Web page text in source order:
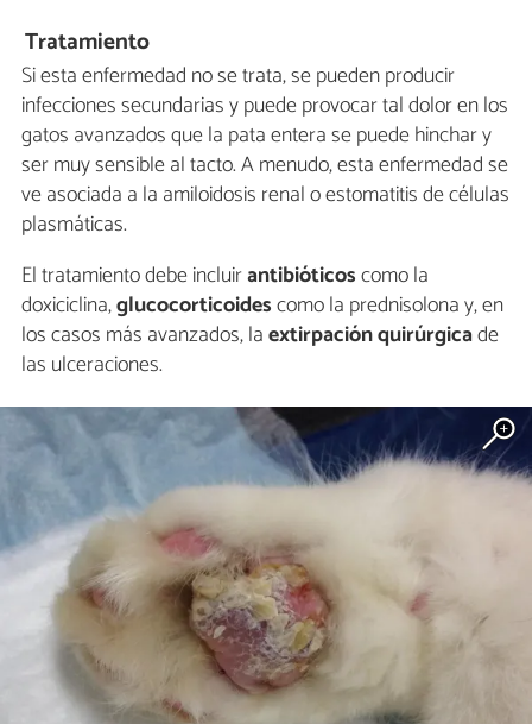
Tratamiento
Si esta enfermedad no se trata, se pueden producir
infecciones secundarias y puede provocar tal dolor en los
gatos avanzados que la pata entera se puede hinchar y
ser muy sensible al tacto. A menudo, esta enfermedad se
ve asociada a la amiloidosis renal o estomatitis de células
plasmáticas.
El tratamiento debe incluirantibióticoscomo la
doxiciclina,glucocorticoidescomo la prednisolona y, en
los casos más avanzados, laextirpación quirúrgicade
las ulceraciones.